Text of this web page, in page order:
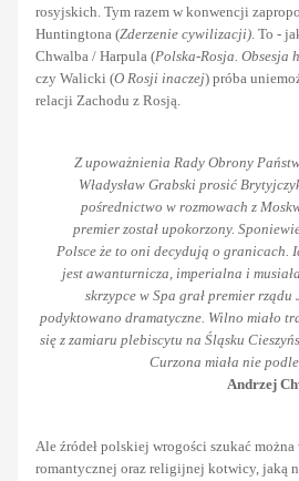
rosyjskich. Tym razem w konwencji
Huntingtona (Zderzenie cywilizacji). To -
Chwalba / Harpula (Polska-Rosja.
czy Walicki (O Rosji inaczej) próba
relacji Zachodu z Rosją.
Z upoważnienia Rady Obrony
Władysław Grabski prosić
pośrednictwo w rozmowach z
premier został upokorzony.
Polsce że to oni decydują o granicach.
jest awanturnicza, imperialna i
skrzypce w Spa grał premier
podyktowano dramatyczne. Wilno miało
się z zamiaru plebiscytu na Śląsku
Curzona miała nie
Andrzej
Ale źródeł polskiej wrogości szukać
romantycznej oraz religijnej kotwicy, jaką